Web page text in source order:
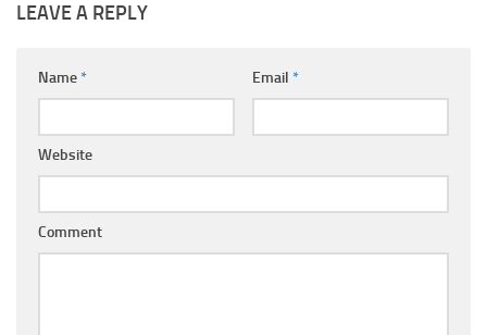
Online Consultation
LEAVE A REPLY
Name* Email *
Website
Comment